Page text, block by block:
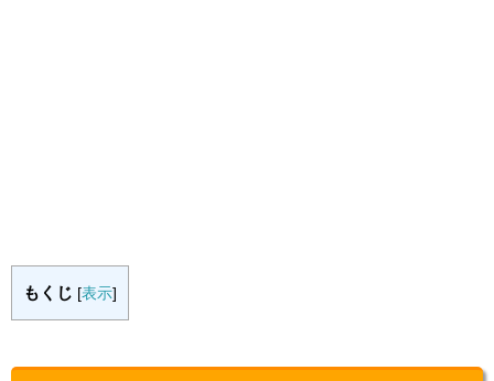
もくじ [表示]